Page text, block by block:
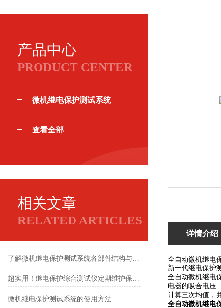
产品中心
PRODUCT CENTER
微机继电保护测试系统
查看全部
相关文章
RELATED ARTICLES
了解微机继电保护测试系统各部件结构与功能优势
超实用！继电保护综合测试仪定期维护保养方法大汇总
微机继电保护测试系统的使用方法
详情介绍
全自动微机继电
新一代继电保护
全自动微机继电
电器的吸合电压
计算三次均值，
全自动微机继电